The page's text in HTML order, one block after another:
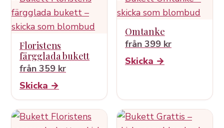
Floristens
färgglada bukett
från 359 kr
Skicka →
Omtanke
från 399 kr
Skicka →